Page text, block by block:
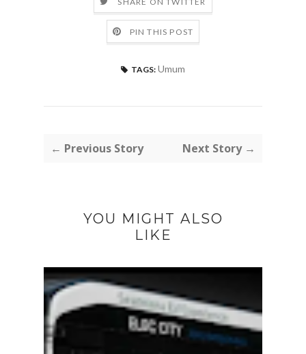
PIN THIS POST
TAGS: Umum
← Previous Story Next Story →
YOU MIGHT ALSO
LIKE